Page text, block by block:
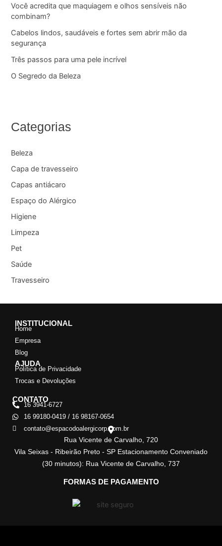
Você acredita que maquiagem e olhos sensíveis não
combinam?
Cabelos lindos, saudáveis e fortes sem abrir mão da
segurança
Três passos para uma pele incrível
O Segredo da Beleza
Categorias
Beleza
Capa de travesseiro
Capas antiácaro
Espaço do Alérgico
Higiene
Limpeza
Pet
Saúde
Travesseiro
INSTITUCIONAL
Home
Empresa
Blog
AJUDA
Política de Privacidade
Trocas e Devoluções
CONTATO
16 3941-6727
16 99180-0419 / 16 98167-0654
contato@espacodoalergicorp.com.br
Rua Vicente de Carvalho, 720
Vila Seixas - Ribeirão Preto - SP Estacionamento Conveniado
(30 minutos): Rua Vicente de Carvalho, 737
FORMAS DE PAGAMENTO